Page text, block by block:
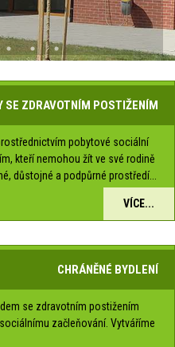
SE ZDRAVOTNÍM POSTIŽENÍM
pobytové sociální
kteří nemohou žít ve své rodině
důstojné a podpůrné prostředí...
VÍCE...
CHRÁNĚNÉ BYDLENÍ
se zdravotním postižením
začleňování. Vytváříme